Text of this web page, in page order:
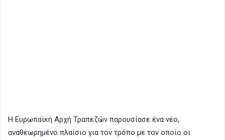
Η Ευρωπαϊκή Αρχή Τραπεζών παρουσίασε ένα νέο,
αναθεωρημένο πλαίσιο για τον τρόπο με τον οποίο οι